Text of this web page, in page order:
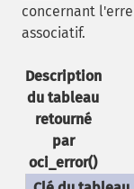
concernant
associatif.
Description
du tableau
retourné
par
oci_error()